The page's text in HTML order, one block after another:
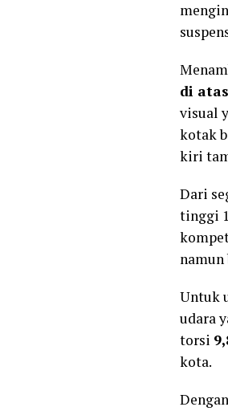
di atas
visual
kotak
kiri
Dari
tinggi
namun
Untuk
udara
torsi
kota.